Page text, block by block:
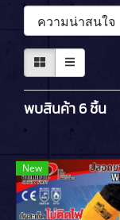
พบสินค้า 6 ชิ้น
New